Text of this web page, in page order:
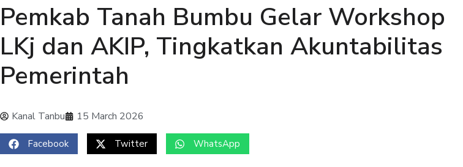
Pemkab Tanah Bumbu Gelar Workshop
LKj dan AKIP, Tingkatkan Akuntabilitas
Pemerintah
Kanal Tanbu 15 March 2026
Facebook Twitter WhatsApp